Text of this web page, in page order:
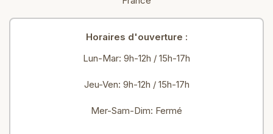
Horaires d'ouverture :
Lun-Mar: 9h-12h / 15h-17h
Jeu-Ven: 9h-12h / 15h-17h
Mer-Sam-Dim: Fermé